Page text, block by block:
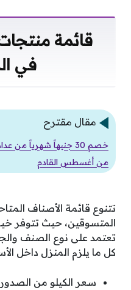
قائمة
في
مقال مقترح
خصم 30 جنيهاً شهرياً من
من أغسطس القادم
تتنوع قائمة الأصناف
المتسوقين، حيث تتوفر
تعتمد على نوع الصنف
كل ما يلزم المنزل داخل
سعر الكيلو من